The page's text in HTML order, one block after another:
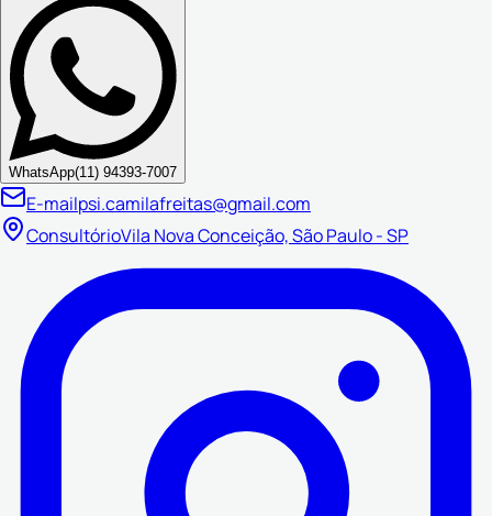
WhatsApp(11) 94393-7007
E-mailpsi.camilafreitas@gmail.com
ConsultórioVila Nova Conceição, São Paulo - SP